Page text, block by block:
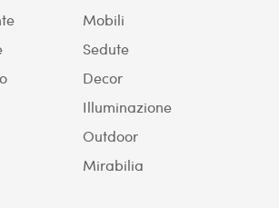
Mobili
Sedute
Decor
Illuminazione
Outdoor
Mirabilia